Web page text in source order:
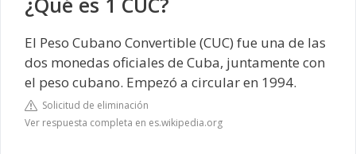
El Peso Cubano Convertible (CUC) fue una de las
dos monedas oficiales de Cuba, juntamente con
el peso cubano. Empezó a circular en 1994.
Solicitud de eliminación
Ver respuesta completa en es.wikipedia.org